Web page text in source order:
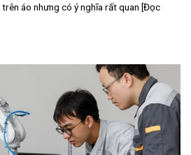
áo nhưng có ý nghĩa rất quan [Đọc